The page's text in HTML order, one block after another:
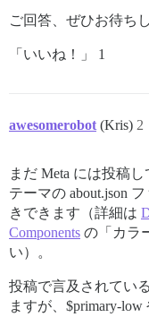
ご回答、ぜひお待ち
「いいね！」 1
awesomerobot (Kris) 2
まだ Meta には投稿
テーマの about.json
きできます（詳細は
Components の「カラ
い）。
投稿で言及されてい
ますが、$primary-